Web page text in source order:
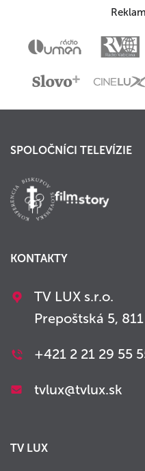
SPOLOČNÍCI TELEVÍZIE
KONTAKTY
TV LUX s.r.o.
Prepoštská 5,
+421 2 21 29 55
tvlux@tvlux.sk
TV LUX